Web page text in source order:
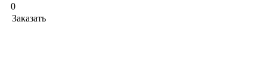
0
Заказать